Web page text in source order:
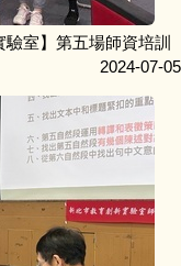
室】第五場師資培訓
2024-07-05